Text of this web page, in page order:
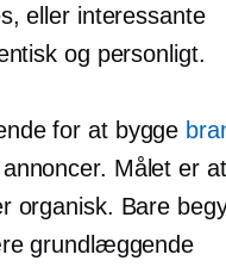
eller interessante
og personligt.
for at bygge
Målet er at
organisk. Bare
grundlæggende